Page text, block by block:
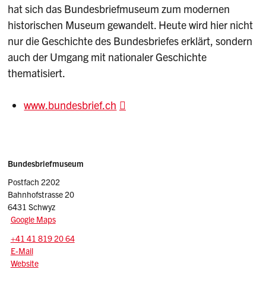
hat sich das Bundesbriefmuseum zum modernen
historischen Museum gewandelt. Heute wird hier nicht
nur die Geschichte des Bundesbriefes erklärt, sondern
auch der Umgang mit nationaler Geschichte
thematisiert.
www.bundesbrief.ch
Sidebar
Adresse
Bundesbriefmuseum
Postfach 2202
Bahnhofstrasse 20
6431 Schwyz
Google Maps
Tel.:
+41 41 819 20 64
E-Mail: bundesbriefmuseum
E-Mail
Website